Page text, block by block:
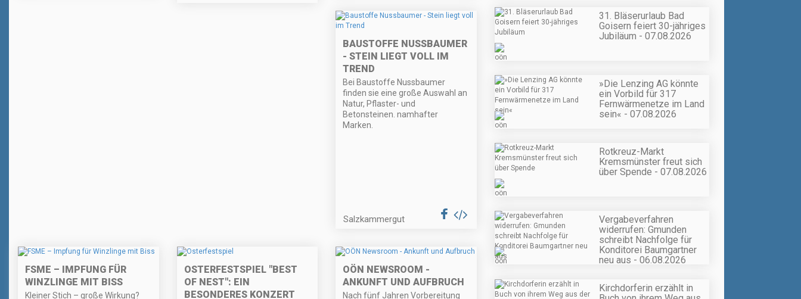
BAUSTOFFE NUSSBAUMER
- STEIN LIEGT VOLL IM
TREND
Bei Baustoffe Nussbaumer
finden sie eine große Auswahl an
Natur, Pflaster- und
Betonsteinen. namhafter
Marken.
Salzkammergut
FSME – IMPFUNG FÜR
WINZLINGE MIT BISS
Kleiner Stich – große Wirkung?
OSTERFESTSPIEL "BEST
OF NEST": EIN
BESONDERES KONZERT
OÖN NEWSROOM -
ANKUNFT UND AUFBRUCH
Nach fünf Jahren Vorbereitung
31. Bläserurlaub Bad
Goisern feiert 30-jähriges
Jubiläum - 07.08.2026
»Die Lenzing AG könnte
ein Vorbild für 317
Fernwärmenetze im Land
sein« - 07.08.2026
Rotkreuz-Markt
Kremsmünster freut sich
über Spende - 07.08.2026
Vergabeverfahren
widerrufen: Gmunden
schreibt Nachfolge für
Konditorei Baumgartner
neu aus - 06.08.2026
Kirchdorferin erzählt in